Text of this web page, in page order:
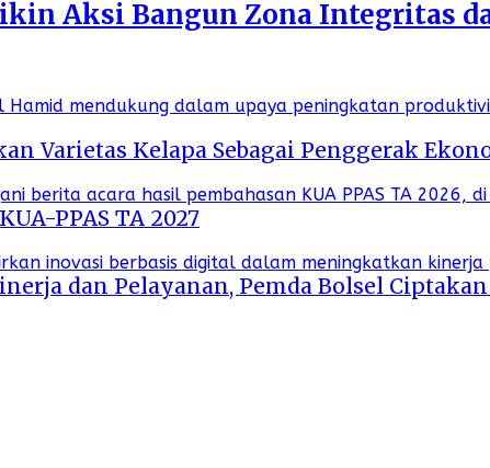
Aksi Bangun Zona Integritas
Varietas Kelapa Sebagai Penggerak
PPAS TA 2027
dan Pelayanan, Pemda Bolsel